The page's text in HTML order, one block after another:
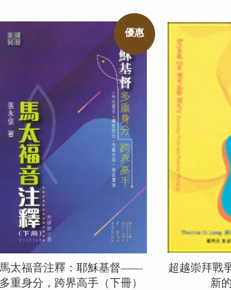
優惠
馬太福音注釋：耶穌基督——
多重身分，跨界高手（下冊）
超越崇拜戰
新